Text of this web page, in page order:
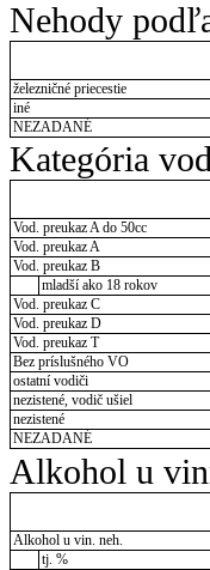
Nehody
železničné priecestie
iné
NEZADANÉ
Kategória
Vod. preukaz A do 50cc
Vod. preukaz A
Vod. preukaz B
mladší ako 18 rokov
Vod. preukaz C
Vod. preukaz D
Vod. preukaz T
Bez príslušného VO
ostatní vodiči
nezistené, vodič ušiel
nezistené
NEZADANÉ
Alkohol u
Alkohol u vin. neh.
tj. %